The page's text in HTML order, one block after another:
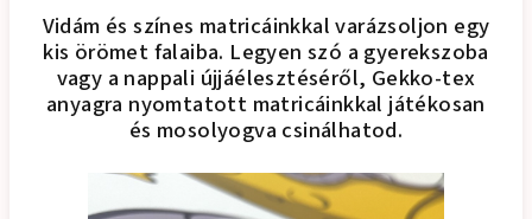
Vidám és színes matricáinkkal varázsoljon egy
kis örömet falaiba. Legyen szó a gyerekszoba
vagy a nappali újjáélesztéséről, Gekko-tex
anyagra nyomtatott matricáinkkal játékosan
és mosolyogva csinálhatod.